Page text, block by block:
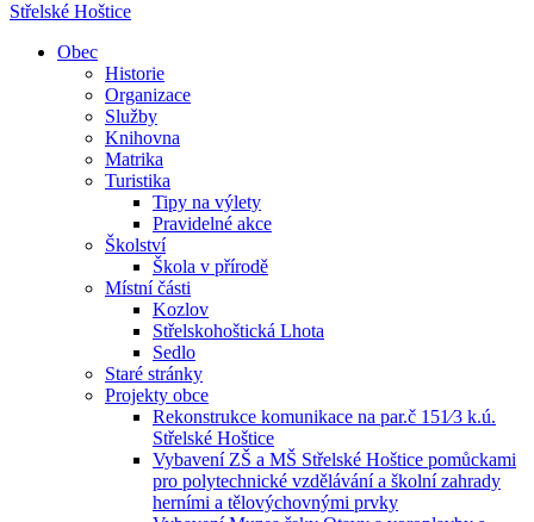
Střelské Hoštice
Obec
Historie
Organizace
Služby
Knihovna
Matrika
Turistika
Tipy na výlety
Pravidelné akce
Školství
Škola v přírodě
Místní části
Kozlov
Střelskohoštická Lhota
Sedlo
Staré stránky
Projekty obce
Rekonstrukce komunikace na par.č 151⁄3 k.ú.
Střelské Hoštice
Vybavení ZŠ a MŠ Střelské Hoštice pomůckami
pro polytechnické vzdělávání a školní zahrady
herními a tělovýchovnými prvky